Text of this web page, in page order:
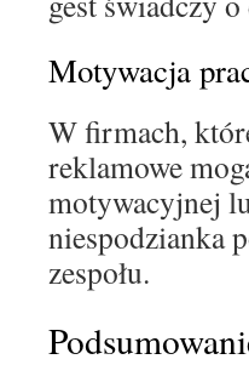
Motywacja
W firmach,
reklamowe
motywacyjnej
niespodzianka
zespołu.